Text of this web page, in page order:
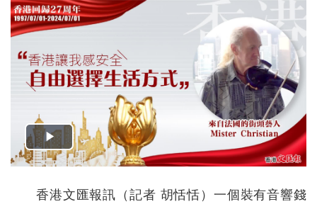
香港文匯報訊（記者 胡恬恬）一個裝有音響錢